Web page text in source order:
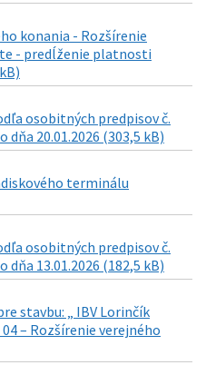
konania - Rozšírenie
- predĺženie platnosti
osobitných predpisov č.
dňa 20.01.2026 (303,5 kB)
terminálu
osobitných predpisov č.
dňa 13.01.2026 (182,5 kB)
stavbu: „ IBV Lorinčík
04 – Rozšírenie verejného